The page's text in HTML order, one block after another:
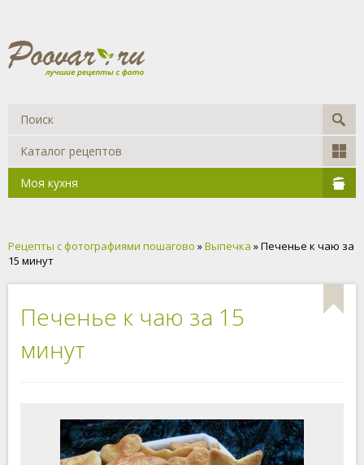
Каталог рецептов
Моя кухня
Рецепты с фотографиями пошагово »Выпечка » Печенье к чаю за
15 минут
Печенье к чаю за 15
минут